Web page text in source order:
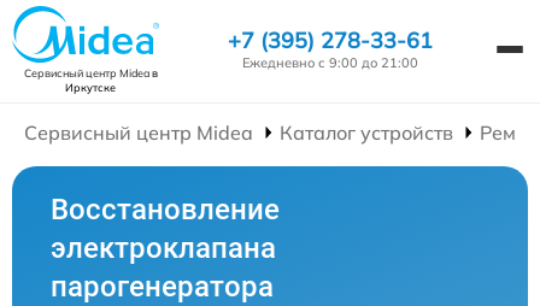
Сервисный центр Mideaв
Иркутске
+7 (395) 278-33-61
Ежедневно с 9:00 до 21:00
Сервисный центр Midea Каталог устройств
Восстановление
электроклапана
парогенератора